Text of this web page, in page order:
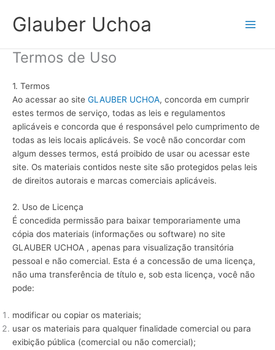
para
conteúdo
Glauber Uchoa
Termos de Uso
1. Termos
Ao acessar ao site GLAUBER UCHOA, concorda em cumprir
estes termos de serviço, todas as leis e regulamentos
aplicáveis ​​e concorda que é responsável pelo cumprimento de
todas as leis locais aplicáveis. Se você não concordar com
algum desses termos, está proibido de usar ou acessar este
site. Os materiais contidos neste site são protegidos pelas leis
de direitos autorais e marcas comerciais aplicáveis.
2. Uso de Licença
É concedida permissão para baixar temporariamente uma
cópia dos materiais (informações ou software) no site
GLAUBER UCHOA , apenas para visualização transitória
pessoal e não comercial. Esta é a concessão de uma licença,
não uma transferência de título e, sob esta licença, você não
pode:
modificar ou copiar os materiais;
usar os materiais para qualquer finalidade comercial ou para
exibição pública (comercial ou não comercial);